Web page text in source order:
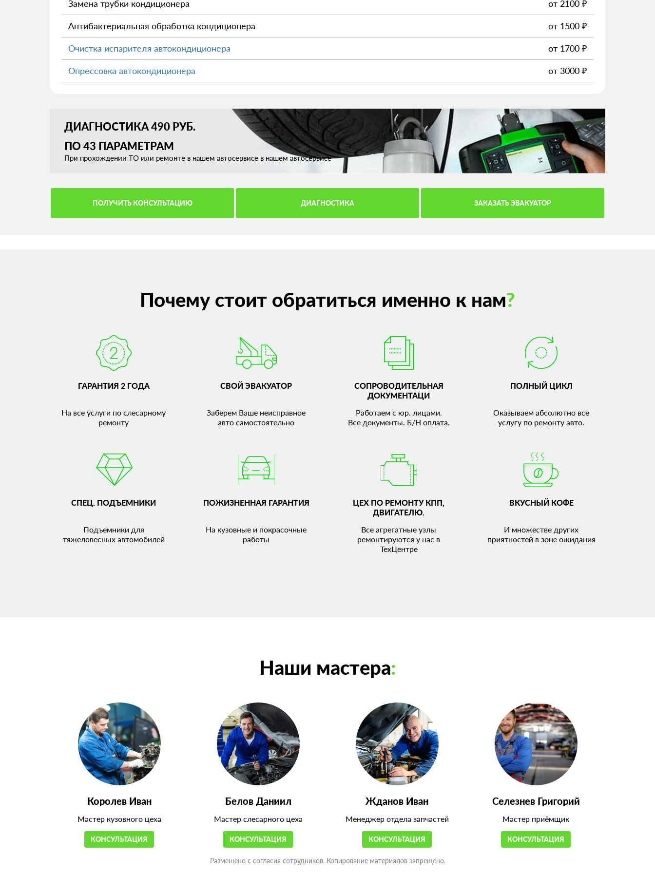
Замена трубки кондиционера от 2100 ₽
Антибактериальная обработка кондиционера от 1500 ₽
Очистка испарителя автокондиционера от 1700 ₽
Опрессовка автокондиционера от 3000 ₽
ДИАГНОСТИКА 490 РУБ.
ПО 43 ПАРАМЕТРАМ
При прохождении ТО или ремонте в нашем автосервисе в нашем автосервисе
ПОЛУЧИТЬ КОНСУЛЬТАЦИЮ ДИАГНОСТИКА ЗАКАЗАТЬ ЭВАКУАТОР
Почему стоит обратиться именно к нам?
ГАРАНТИЯ 2 ГОДА
На все услуги по слесарному
ремонту
СВОЙ ЭВАКУАТОР
Заберем Ваше неисправное
авто самостоятельно
СОПРОВОДИТЕЛЬНАЯ
ДОКУМЕНТАЦИ
Работаем с юр. лицами.
Все документы. Б/Н оплата.
ПОЛНЫЙ ЦИКЛ
Оказываем абсолютно все
услугу по ремонту авто.
СПЕЦ. ПОДЪЕМНИКИ
Подъемники для
тяжеловесных автомобилей
ПОЖИЗНЕННАЯ ГАРАНТИЯ
На кузовные и покрасочные
работы
ЦЕХ ПО РЕМОНТУ КПП,
ДВИГАТЕЛЮ.
Все агрегатные узлы
ремонтируются у нас в
ТехЦентре
ВКУСНЫЙ КОФЕ
И множестве других
приятностей в зоне ожидания
Наши мастера:
Королев Иван
Мастер кузовного цеха
КОНСУЛЬТАЦИЯ
Белов Даниил
Мастер слесарного цеха
КОНСУЛЬТАЦИЯ
Жданов Иван
Менеджер отдела запчастей
КОНСУЛЬТАЦИЯ
Селезнев Григорий
Мастер приёмщик
КОНСУЛЬТАЦИЯ
Размещено с согласия сотрудников. Копирование материалов запрещено.